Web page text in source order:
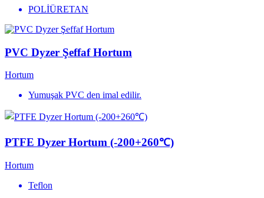
POLİÜRETAN
PVC Dyzer Şeffaf Hortum
Hortum
Yumuşak PVC den imal edilir.
PTFE Dyzer Hortum (-200+260℃)
Hortum
Teflon